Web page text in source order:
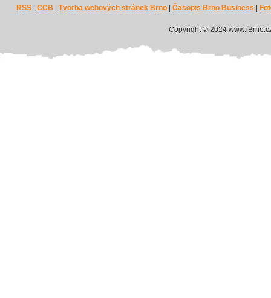
RSS |CCB |Tvorba webových stránek Brno |Časopis Brno Business
Copyright © 2024